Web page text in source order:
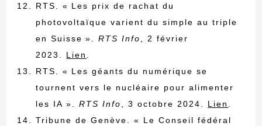
RTS. « Les prix de rachat du
photovoltaïque varient du simple au triple
en Suisse ».RTS Info
, 2 février
2023. Lien
RTS. « Les géants du numérique se
tournent vers le nucléaire pour alimenter
les IA ».RTS Info , 3 octobre 2024. Lien
Tribune de Genève. « Le Conseil fédéral